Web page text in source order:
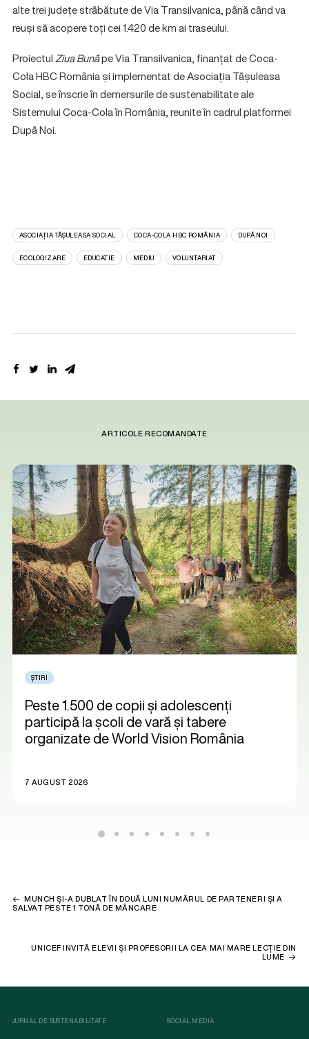
alte trei județe străbătute de Via Transilvanica, până când va
reuși să acopere toți cei 1.420 de km ai traseului.
ProiectulZiua Bunăpe Via Transilvanica, finanțat de Coca-
Cola HBC România și implementat de Asociația Tășuleasa
Social, se înscrie în demersurile de sustenabilitate ale
Sistemului Coca-Cola în România, reunite în cadrul platformei
După Noi.
ASOCIAȚIA TĂȘULEASA SOCIAL COCA-COLA HBC ROMÂNIA DUPĂ NOI
ECOLOGIZARE EDUCATIE MEDIU VOLUNTARIAT
ARTICOLE RECOMANDATE
ȘTIRI
Peste 1.500 de copii și adolescenți
participă la școli de vară și tabere
organizate de World Vision România
7 AUGUST 2026
MUNCH ȘI-A DUBLAT ÎN DOUĂ LUNI NUMĂRUL DE PARTENERI ȘI A
SALVAT PESTE 1 TONĂ DE MÂNCARE
UNICEF INVITĂ ELEVII ȘI PROFESORII LA CEA MAI MARE LECȚIE DIN
LUME
JURNAL DE SUSTENABILITATE SOCIAL MEDIA